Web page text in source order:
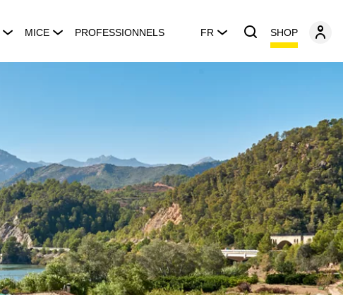
MICE PROFESSIONNELS FR SHOP